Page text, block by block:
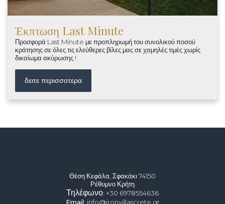
Έκπτωση Last Minute
Προσφορά Last Minute με προπληρωμή του συνολικού ποσού
κράτησης σε όλες τις ελεύθερες βίλες μας σε χαμηλές τιμές χωρίς
δικαίωμα ακύρωσης !
δειτε περισσοτερα
Θέση Κεφάλα, Σφακάκι 74150
Ρέθυμνο Κρήτη
Τηλέφωνο: +30 6978554636
Email: info@ironvillascrete.gr